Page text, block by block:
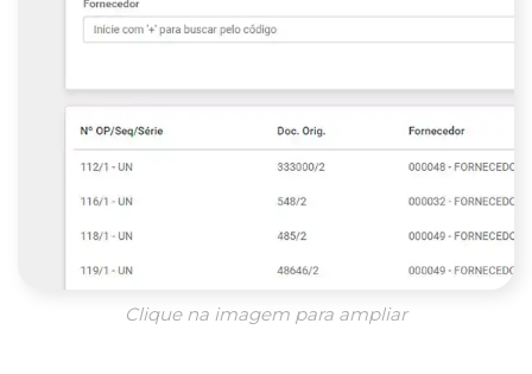
Clique na imagem para ampliar